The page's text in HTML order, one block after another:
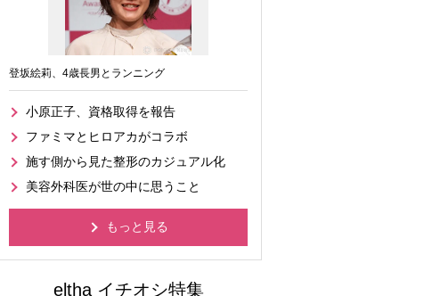
登坂絵莉、4歳長男とランニング
小原正子、資格取得を報告
ファミマとヒロアカがコラボ
施す側から見た整形のカジュアル化
美容外科医が世の中に思うこと
もっと見る